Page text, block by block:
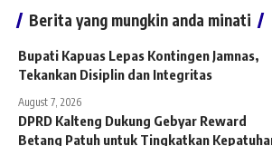
Berita yang mungkin anda minati
Bupati Kapuas Lepas Kontingen Jamnas,
Tekankan Disiplin dan Integritas
August 7, 2026
DPRD Kalteng Dukung Gebyar Reward
Betang Patuh untuk Tingkatkan